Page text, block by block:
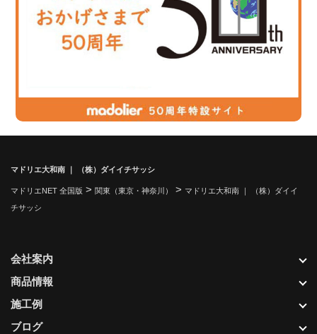
マドリエ大和南 ｜ （株）ダイイチサッシ
マドリエNET 全国版 > 関東（東京・神奈川） > マドリエ大和南 ｜ （株）ダイイ
チサッシ
会社案内
商品情報
施工例
ブログ